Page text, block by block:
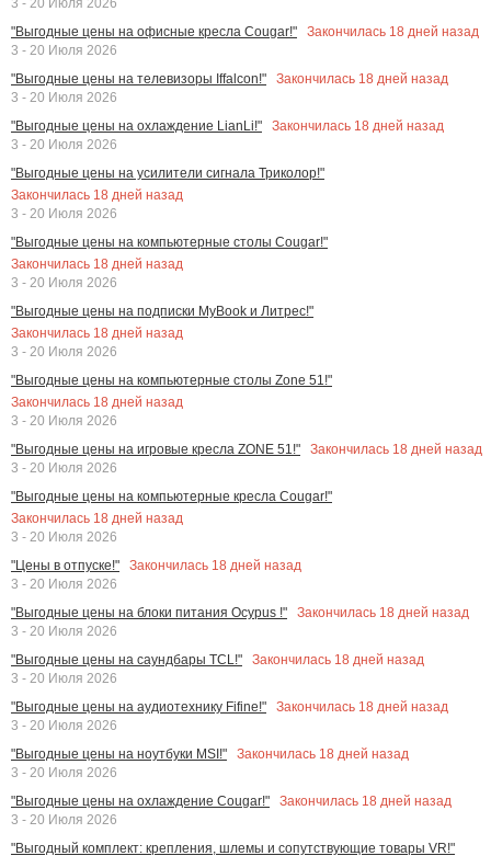
"Выгодные цены на офисные кресла Cougar!"
Закончилась 18 дней назад
3 - 20 Июля 2026
"Выгодные цены на телевизоры Iffalcon!"
Закончилась 18 дней назад
3 - 20 Июля 2026
"Выгодные цены на охлаждение LianLi!"
Закончилась 18 дней назад
3 - 20 Июля 2026
"Выгодные цены на усилители сигнала Триколор!"
Закончилась 18 дней назад
3 - 20 Июля 2026
"Выгодные цены на компьютерные столы Cougar!"
Закончилась 18 дней назад
3 - 20 Июля 2026
"Выгодные цены на подписки MyBook и Литрес!"
Закончилась 18 дней назад
3 - 20 Июля 2026
"Выгодные цены на компьютерные столы Zone 51!"
Закончилась 18 дней назад
3 - 20 Июля 2026
"Выгодные цены на игровые кресла ZONE 51!"
Закончилась 18 дней назад
3 - 20 Июля 2026
"Выгодные цены на компьютерные кресла Cougar!"
Закончилась 18 дней назад
3 - 20 Июля 2026
"Цены в отпуске!"
Закончилась 18 дней назад
3 - 20 Июля 2026
"Выгодные цены на блоки питания Ocypus !"
Закончилась 18 дней назад
3 - 20 Июля 2026
"Выгодные цены на саундбары TCL!"
Закончилась 18 дней назад
3 - 20 Июля 2026
"Выгодные цены на аудиотехнику Fifine!"
Закончилась 18 дней назад
3 - 20 Июля 2026
"Выгодные цены на ноутбуки MSI!"
Закончилась 18 дней назад
3 - 20 Июля 2026
"Выгодные цены на охлаждение Cougar!"
Закончилась 18 дней назад
3 - 20 Июля 2026
"Выгодный комплект: крепления, шлемы и сопутствующие товары VR!"